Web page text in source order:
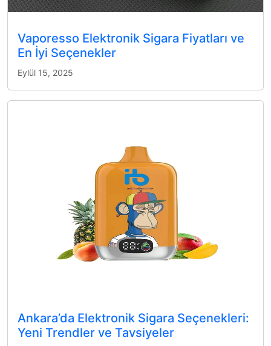
Vaporesso Elektronik Sigara Fiyatları ve
En İyi Seçenekler
Eylül 15, 2025
Ankara’da Elektronik Sigara Seçenekleri:
Yeni Trendler ve Tavsiyeler